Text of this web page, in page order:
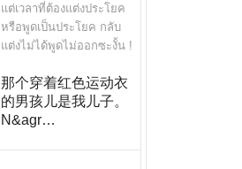
แต่เวลาที่ต้องแต่งประโยค
หรือพูดเป็นประโยค กลับ
แต่งไม่ได้พูดไม่ออกซะงั้น !
那个穿着红色运动衣
的男孩儿是我儿子。
N&agr…